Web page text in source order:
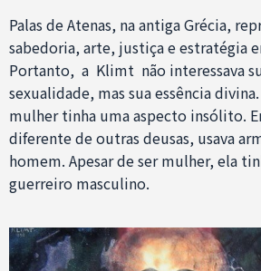
Palas de Atenas, na antiga Grécia,
sabedoria, arte, justiça e estratégia
Portanto, a Klimt não interessava
sexualidade, mas sua essência
mulher tinha uma aspecto insólito.
diferente de outras deusas, usava
homem. Apesar de ser mulher, ela
guerreiro masculino.